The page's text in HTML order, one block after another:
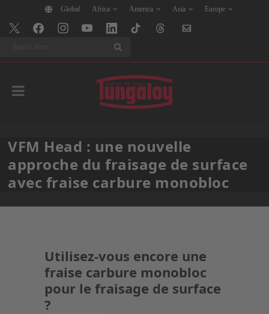
Global Africa America Asia Europe
VFM Head : une nouvelle
approche du fraisage de surface
avec fraise carbure monobloc
Utilisez-vous encore une
fraise carbure monobloc
pour le fraisage de surface
?